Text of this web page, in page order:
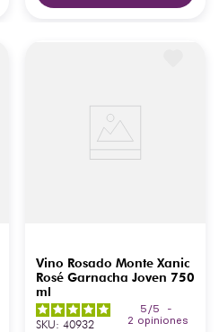
Vino Rosado Monte Xanic
Rosé Garnacha Joven 750
ml
5 /5
-
2 opiniones
SKU: 40932